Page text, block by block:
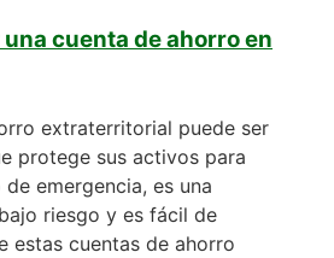
cuenta de ahorro en
extraterritorial puede ser
protege sus activos para
emergencia, es una
riesgo y es fácil de
estas cuentas de ahorro